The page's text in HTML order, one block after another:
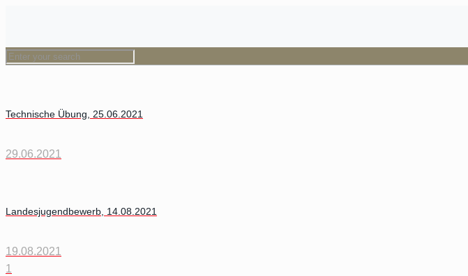
Technische Übung, 25.06.2021
29.06.2021
Landesjugendbewerb, 14.08.2021
19.08.2021
1